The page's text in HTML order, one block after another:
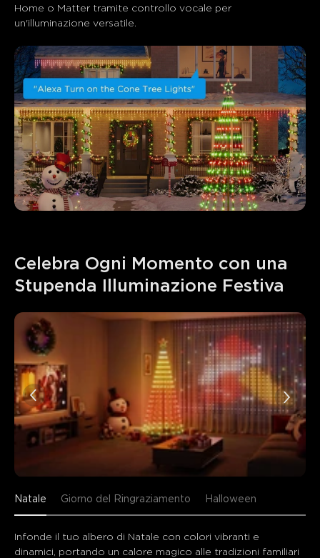
Home o Matter tramite controllo vocale per
un'illuminazione versatile.
Celebra Ogni Momento con una
Stupenda Illuminazione Festiva
Natale Giorno del Ringraziamento Halloween
Infonde il tuo albero di Natale con colori vibranti e
dinamici, portando un calore magico alle tradizioni familiari